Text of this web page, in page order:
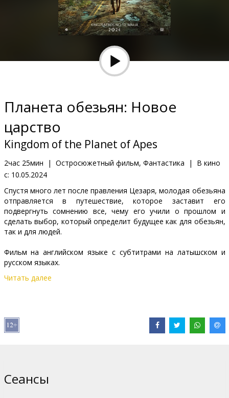
Подарки
Клуб
Планета обезьян: Новое
царство
Kingdom of the Planet of Apes
2час 25мин | Остросюжетный фильм, Фантастика |
В кино
с: 10.05.2024
Спустя много лет после правления Цезаря, молодая обезьяна
отправляется в путешествие, которое заставит его
подвергнуть сомнению все, чему его учили о прошлом и
сделать выбор, который определит будущее как для обезьян,
так и для людей.
Фильм на английском языке с субтитрами на латышском и
русском языках.
В ролях:
Kevin Durand,Peter Macon,
William H. Macy
Читать далее
Сеансы